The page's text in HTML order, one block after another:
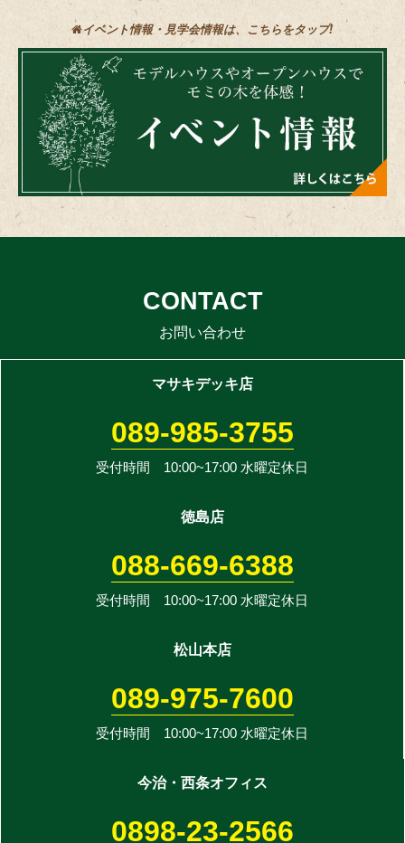
イベント情報・見学会情報は、こちらをタップ!
CONTACT
お問い合わせ
マサキデッキ店
089-985-3755
受付時間 10:00~17:00 水曜定休日
徳島店
088-669-6388
受付時間 10:00~17:00 水曜定休日
松山本店
089-975-7600
受付時間 10:00~17:00 水曜定休日
今治・西条オフィス
0898-23-2566